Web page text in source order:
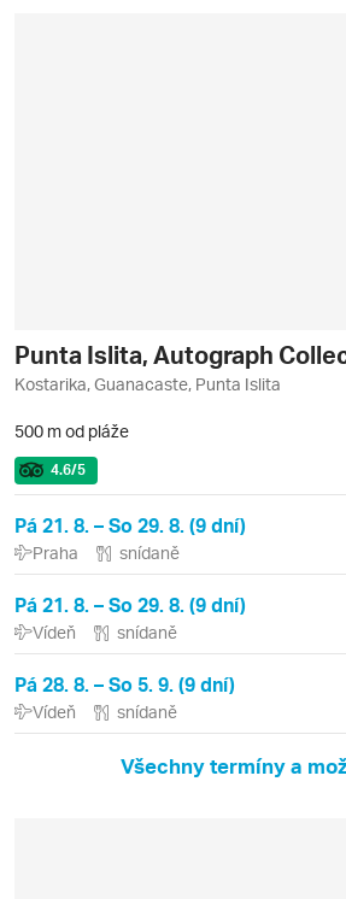
Punta Islita, Autograph
Kostarika, Guanacaste, Punta Islita
500 m od pláže
4.6/5
Pá 21. 8. – So 29. 8. (9 dní)
Praha snídaně
Pá 21. 8. – So 29. 8. (9 dní)
Vídeň snídaně
Pá 28. 8. – So 5. 9. (9 dní)
Vídeň snídaně
Všechny termíny a